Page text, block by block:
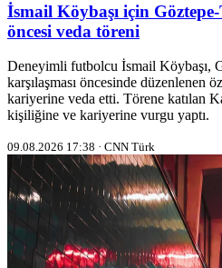
İsmail Köybaşı için
öncesi veda töreni
Deneyimli futbolcu İsmail Köybaşı,
karşılaşması öncesinde düzenlenen
kariyerine veda etti. Törene katılan
kişiliğine ve kariyerine vurgu yaptı.
09.08.2026 17:38 · CNN Türk